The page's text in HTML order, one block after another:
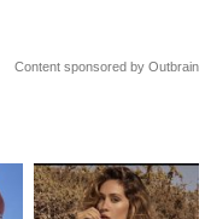
Content sponsored by Outbrain